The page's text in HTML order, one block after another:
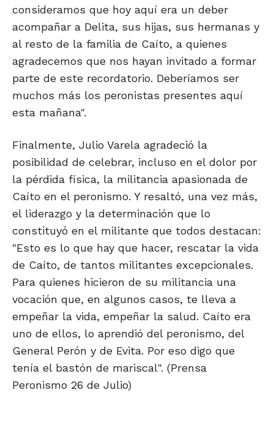
consideramos que hoy aquí era un deber
acompañar a Delita, sus hijas, sus hermanas y
al resto de la familia de Caíto, a quienes
agradecemos que nos hayan invitado a formar
parte de este recordatorio. Deberíamos ser
muchos más los peronistas presentes aquí
esta mañana".
Finalmente, Julio Varela agradeció la
posibilidad de celebrar, incluso en el dolor por
la pérdida física, la militancia apasionada de
Caíto en el peronismo. Y resaltó, una vez más,
el liderazgo y la determinación que lo
constituyó en el militante que todos destacan:
"Esto es lo que hay que hacer, rescatar la vida
de Caíto, de tantos militantes excepcionales.
Para quienes hicieron de su militancia una
vocación que, en algunos casos, te lleva a
empeñar la vida, empeñar la salud. Caíto era
uno de ellos, lo aprendió del peronismo, del
General Perón y de Evita. Por eso digo que
tenía el bastón de mariscal". (Prensa
Peronismo 26 de Julio)